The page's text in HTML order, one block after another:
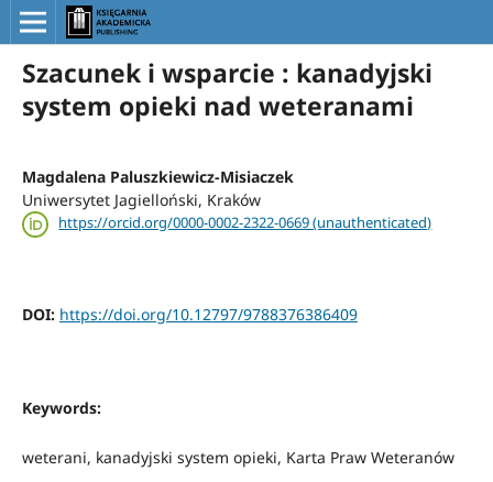
Szacunek i wsparcie : kanadyjski
system opieki nad weteranami
Magdalena Paluszkiewicz-Misiaczek
Uniwersytet Jagielloński, Kraków
https://orcid.org/0000-0002-2322-0669 (unauthenticated)
DOI: https://doi.org/10.12797/9788376386409
Keywords:
weterani, kanadyjski system opieki, Karta Praw Weteranów